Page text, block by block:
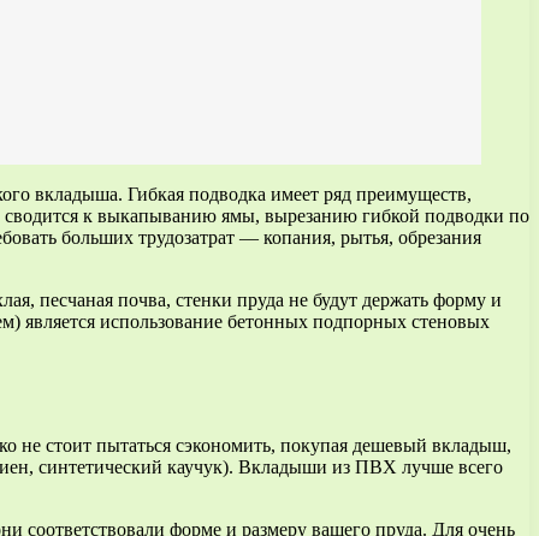
вкладыша. Гибкая подводка имеет ряд преимуществ,
сводится к выкапыванию ямы, вырезанию гибкой подводки по
больших трудозатрат — копания, рытья, обрезания
песчаная почва, стенки пруда не будут держать форму и
является использование бетонных подпорных стеновых
не стоит пытаться сэкономить, покупая дешевый вкладыш,
синтетический каучук). Вкладыши из ПВХ лучше всего
соответствовали форме и размеру вашего пруда. Для очень